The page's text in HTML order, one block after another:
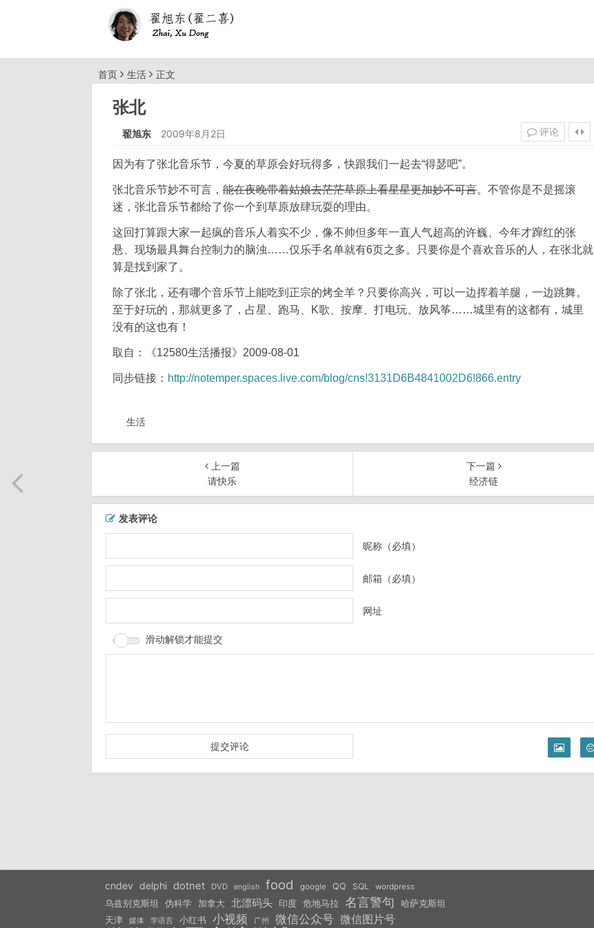
首页 生活 正文
张北
翟旭东 2009年8月2日 评论
因为有了张北音乐节，今夏的草原会好玩得多，快跟我们一起去“得瑟吧”。
张北音乐节妙不可言， 能在夜晚带着姑娘去茫茫草原上看星星更加妙不可言。不管你是不是摇滚
迷，张北音乐节都给了你一个到草原放肆玩耍的理由。
这回打算跟大家一起疯的音乐人着实不少，像不帅但多年一直人气超高的许巍、今年才蹿红的张
悬、现场最具舞台控制力的脑浊……仅乐手名单就有6页之多。只要你是个喜欢音乐的人，在张北就
算是找到家了。
除了张北，还有哪个音乐节上能吃到正宗的烤全羊？只要你高兴，可以一边挥着羊腿，一边跳舞。
至于好玩的，那就更多了，占星、跑马、K歌、按摩、打电玩、放风筝……城里有的这都有，城里
没有的这也有！
取自：《12580生活播报》2009-08-01
同步链接： http://notemper.spaces.live.com/blog/cns!3131D6B4841002D6!866.entry
生活
上一篇
请快乐
下一篇
经济链
发表评论
昵称（必填）
邮箱（必填）
网址
滑动解锁才能提交
cndev delphi dotnet DVD english food google QQ SQL wordpress
乌兹别克斯坦 伪科学 加拿大 北漂码头 印度 危地马拉 名言警句 哈萨克斯坦
天津 媒体 学语言 小红书 小视频 广州 微信公众号 微信图片号